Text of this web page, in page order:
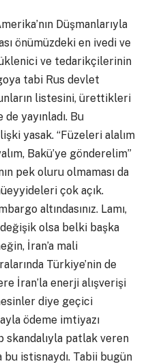
Düşmanlarıyla
önümüzdeki en ivedi ve
ve tedarikçilerinin
tabi Rus devlet
listesini, ürettikleri
yayınladı. Bu
yasak. “Füzeleri alalım
Bakü’ye gönderelim”
pek oluru olmaması da
çok açık.
altındasınız. Lamı,
olsa belki başka
İran’a mali
Türkiye’nin de
İran’la enerji alışverişi
diye geçici
ödeme imtiyazı
skandalıyla patlak veren
bu istisnaydı. Tabii bugün